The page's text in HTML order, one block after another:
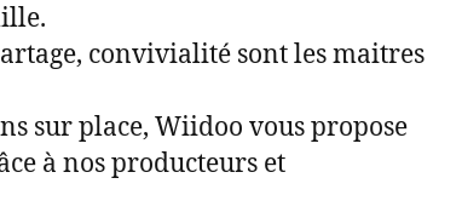
convivialité sont les maitres
sur place, Wiidoo vous propose
à nos producteurs et